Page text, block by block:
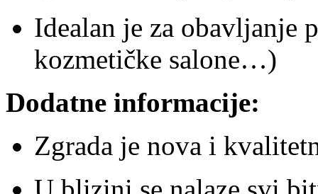
Idealan je za obavljanje
kozmetičke salone…)
Dodatne informacije:
Zgrada je nova i